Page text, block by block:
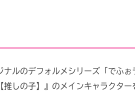
ナルのデフォルメシリーズ「でふぉ
推しの子】』のメインキャラクタ